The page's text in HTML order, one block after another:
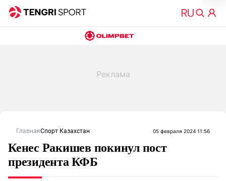
ГлавнаяСпорт Казахстан 05 февраля 2024 11:56
Кенес Ракишев покинул пост
президента КФБ